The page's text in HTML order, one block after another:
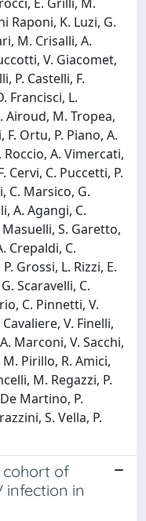
Raponi, K. Luzi, G.
M. Crisalli, A.
V. Giacomet,
P. Castelli, F.
Francisci, L.
Airoud, M. Tropea,
Ortu, P. Piano, A.
A. Vimercati,
Cervi, C. Puccetti, P.
C. Marsico, G.
A. Agangi, C.
S. Garetto,
Crepaldi, C.
Grossi, L. Rizzi, E.
Scaravelli, C.
C. Pinnetti, V.
V. Finelli,
Marconi, V. Sacchi,
Pirillo, R. Amici,
M. Regazzi, P.
Martino, P.
S. Vella, P.
cohort of
infection in